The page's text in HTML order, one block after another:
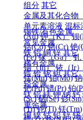
组分 其它
金属及其化合物
单元素溶液 混标
(Au) 钾（K） 钡
钴(Co) 铬(Cr) 铯
(Fe) 镓（Ga） 钆
铟（In） 铱（Ir）
锰(Mn) 钼(Mo)
钯(Pd) 镨(Pr) 铂
(Sc) 硒(Se) 钐
(Ti) 铊(Tl) 铥(Tm)
钢铁/有色金属
常见金属
铁 铝 铜 锌 其它
稀有金属
锆 铪 铌 钽 其它
轻金属
钛 铝 镁 钾 钠 钙
重金属
铜 镍 钴 铅 锌 锡